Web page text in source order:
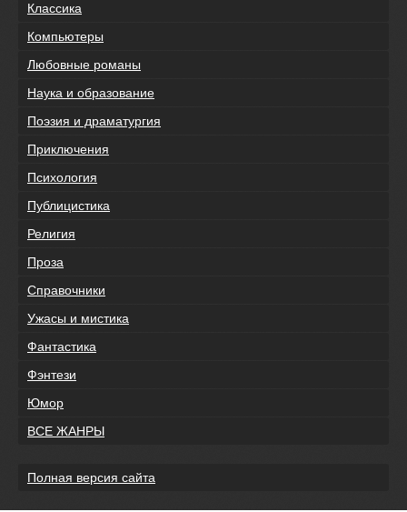
Классика
Компьютеры
Любовные романы
Наука и образование
Поэзия и драматургия
Приключения
Психология
Публицистика
Религия
Проза
Справочники
Ужасы и мистика
Фантастика
Фэнтези
Юмор
ВСЕ ЖАНРЫ
Полная версия сайта